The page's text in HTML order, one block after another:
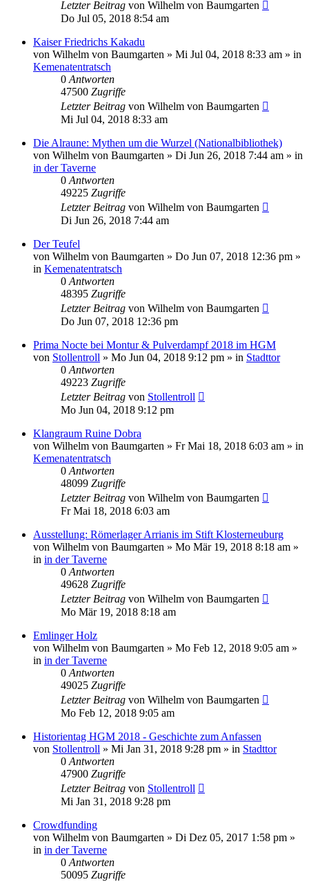
Letzter Beitrag von Wilhelm von Baumgarten
Do Jul 05, 2018 8:54 am
Kaiser Friedrichs Kakadu
von Wilhelm von Baumgarten » Mi Jul 04, 2018 8:33 am » in
Kemenatentratsch
0 Antworten
47500 Zugriffe
Letzter Beitrag von Wilhelm von Baumgarten
Mi Jul 04, 2018 8:33 am
Die Alraune: Mythen um die Wurzel (Nationalbibliothek)
von Wilhelm von Baumgarten » Di Jun 26, 2018 7:44 am » in
in der Taverne
0 Antworten
49225 Zugriffe
Letzter Beitrag von Wilhelm von Baumgarten
Di Jun 26, 2018 7:44 am
Der Teufel
von Wilhelm von Baumgarten » Do Jun 07, 2018 12:36 pm »
in Kemenatentratsch
0 Antworten
48395 Zugriffe
Letzter Beitrag von Wilhelm von Baumgarten
Do Jun 07, 2018 12:36 pm
Prima Nocte bei Montur & Pulverdampf 2018 im HGM
von Stollentroll » Mo Jun 04, 2018 9:12 pm » in Stadttor
0 Antworten
49223 Zugriffe
Letzter Beitrag von Stollentroll
Mo Jun 04, 2018 9:12 pm
Klangraum Ruine Dobra
von Wilhelm von Baumgarten » Fr Mai 18, 2018 6:03 am » in
Kemenatentratsch
0 Antworten
48099 Zugriffe
Letzter Beitrag von Wilhelm von Baumgarten
Fr Mai 18, 2018 6:03 am
Ausstellung: Römerlager Arrianis im Stift Klosterneuburg
von Wilhelm von Baumgarten » Mo Mär 19, 2018 8:18 am »
in in der Taverne
0 Antworten
49628 Zugriffe
Letzter Beitrag von Wilhelm von Baumgarten
Mo Mär 19, 2018 8:18 am
Emlinger Holz
von Wilhelm von Baumgarten » Mo Feb 12, 2018 9:05 am »
in in der Taverne
0 Antworten
49025 Zugriffe
Letzter Beitrag von Wilhelm von Baumgarten
Mo Feb 12, 2018 9:05 am
Historientag HGM 2018 - Geschichte zum Anfassen
von Stollentroll » Mi Jan 31, 2018 9:28 pm » in Stadttor
0 Antworten
47900 Zugriffe
Letzter Beitrag von Stollentroll
Mi Jan 31, 2018 9:28 pm
Crowdfunding
von Wilhelm von Baumgarten » Di Dez 05, 2017 1:58 pm »
in in der Taverne
0 Antworten
50095 Zugriffe